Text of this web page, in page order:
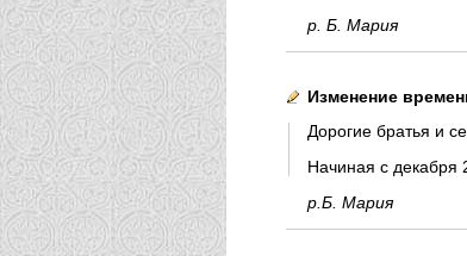
р. Б. Мария
Изменение
Дорогие братья и
Начиная с декабря
р.Б. Мария